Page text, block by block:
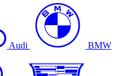
Audi BMW